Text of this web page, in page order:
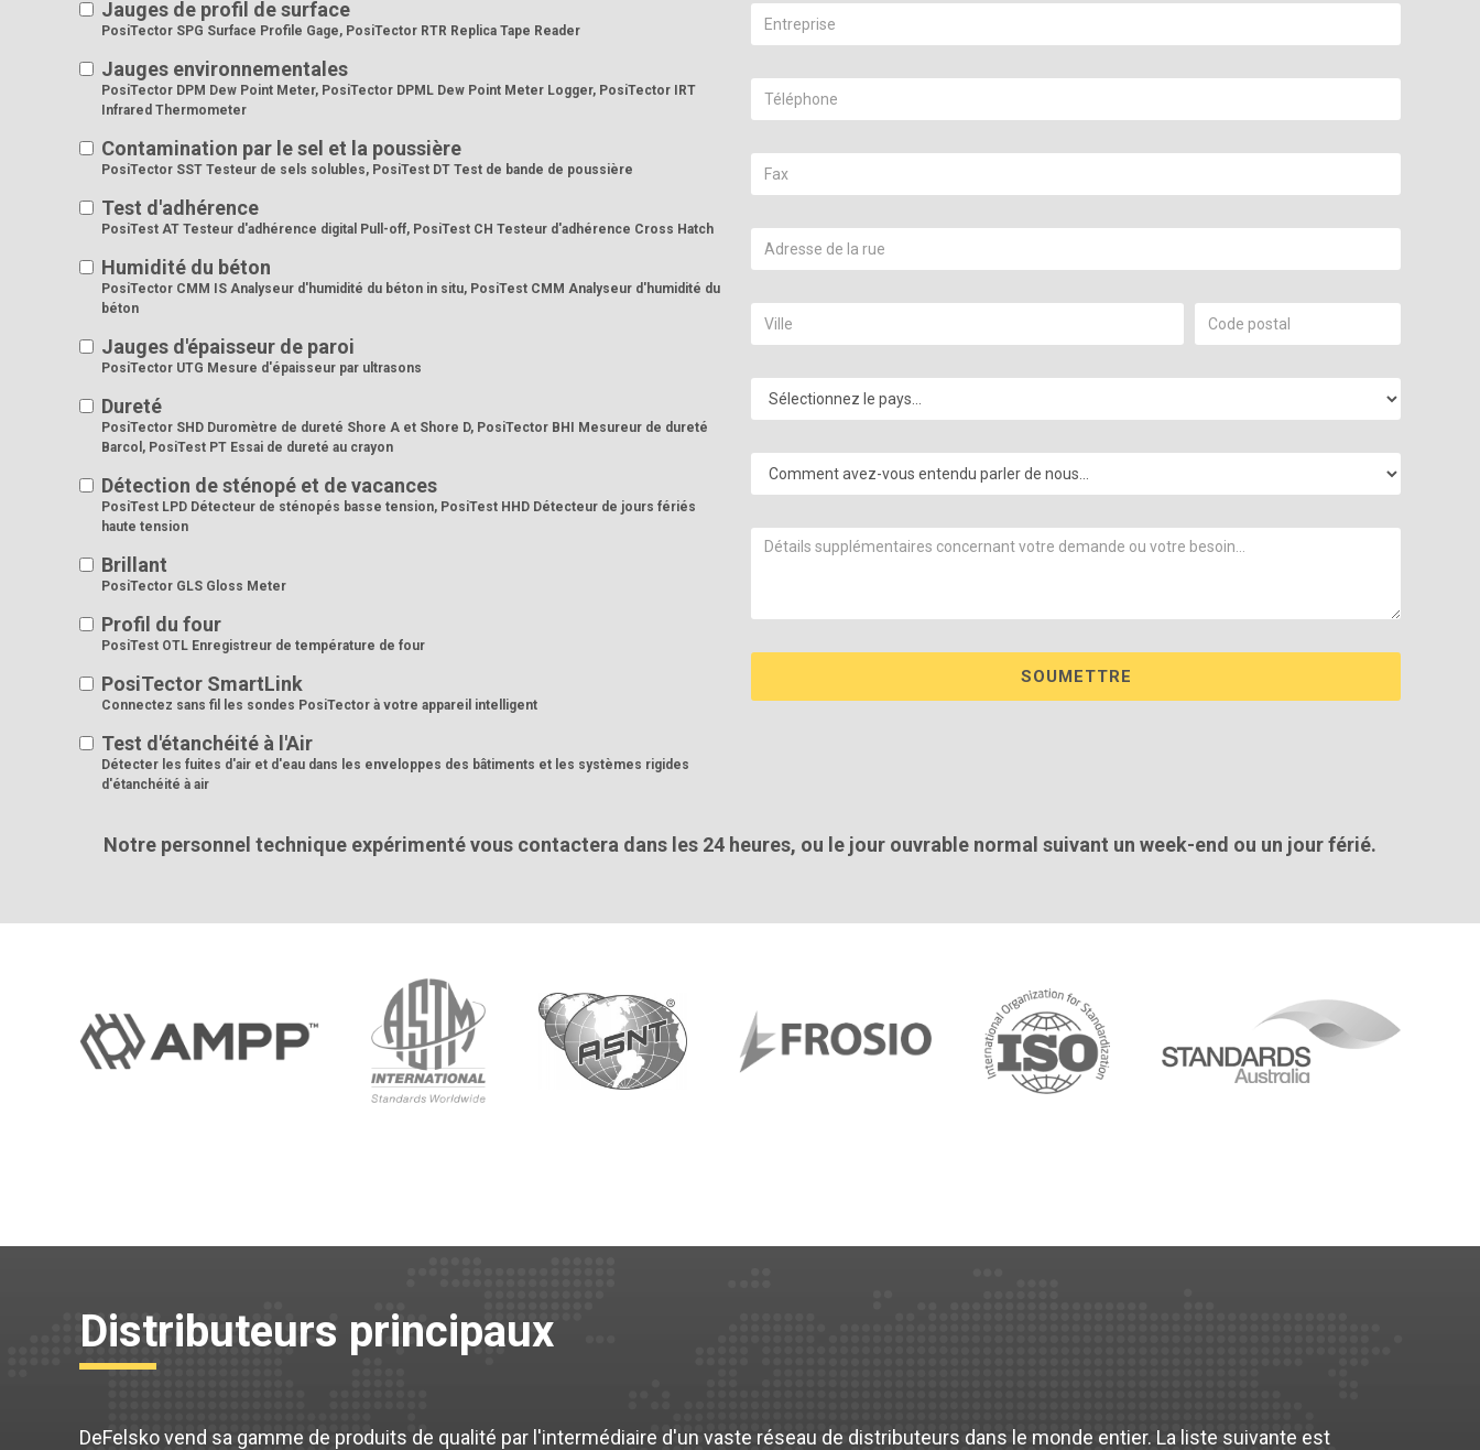
Jauges de profil de surface
PosiTector SPG Surface Profile Gage, PosiTector RTR Replica Tape Reader
Jauges environnementales
PosiTector DPM Dew Point Meter, PosiTector DPML Dew Point Meter Logger, PosiTector IRT
Infrared Thermometer
Contamination par le sel et la poussière
PosiTector SST Testeur de sels solubles, PosiTest DT Test de bande de poussière
Test d'adhérence
PosiTest AT Testeur d'adhérence digital Pull-off, PosiTest CH Testeur d'adhérence Cross Hatch
Humidité du béton
PosiTector CMM IS Analyseur d'humidité du béton in situ, PosiTest CMM Analyseur d'humidité du
béton
Jauges d'épaisseur de paroi
PosiTector UTG Mesure d'épaisseur par ultrasons
Dureté
PosiTector SHD Duromètre de dureté Shore A et Shore D, PosiTector BHI Mesureur de dureté
Barcol, PosiTest PT Essai de dureté au crayon
Détection de sténopé et de vacances
PosiTest LPD Détecteur de sténopés basse tension, PosiTest HHD Détecteur de jours fériés
haute tension
Brillant
PosiTector GLS Gloss Meter
Profil du four
PosiTest OTL Enregistreur de température de four
PosiTector SmartLink
Connectez sans fil les sondes PosiTector à votre appareil intelligent
Test d'étanchéité à l'Air
Détecter les fuites d'air et d'eau dans les enveloppes des bâtiments et les systèmes rigides
d'étanchéité à air
Notre personnel technique expérimenté vous contactera dans les 24 heures, ou le jour ouvrable normal suivant un week-end ou un jour férié.
Distributeurs principaux
DeFelsko vend sa gamme de produits de qualité par l'intermédiaire d'un vaste réseau de distributeurs dans le monde entier. La liste suivante est